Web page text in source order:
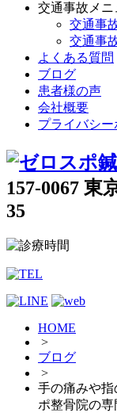
交通事故メニ
交通事
交通事
よくある質問
ブログ
患者様の声
会社概要
プライバシー
157-0067 東
35
HOME
>
ブログ
>
手の痛みや
ポ整骨院の専